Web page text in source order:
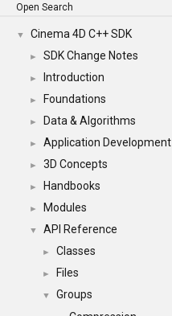
Open Search
▼ Cinema 4D C++ SDK
► SDK Change Notes
► Introduction
► Foundations
► Data & Algorithms
► Application Development
► 3D Concepts
► Handbooks
► Modules
▼ API Reference
► Classes
► Files
▼
Groups